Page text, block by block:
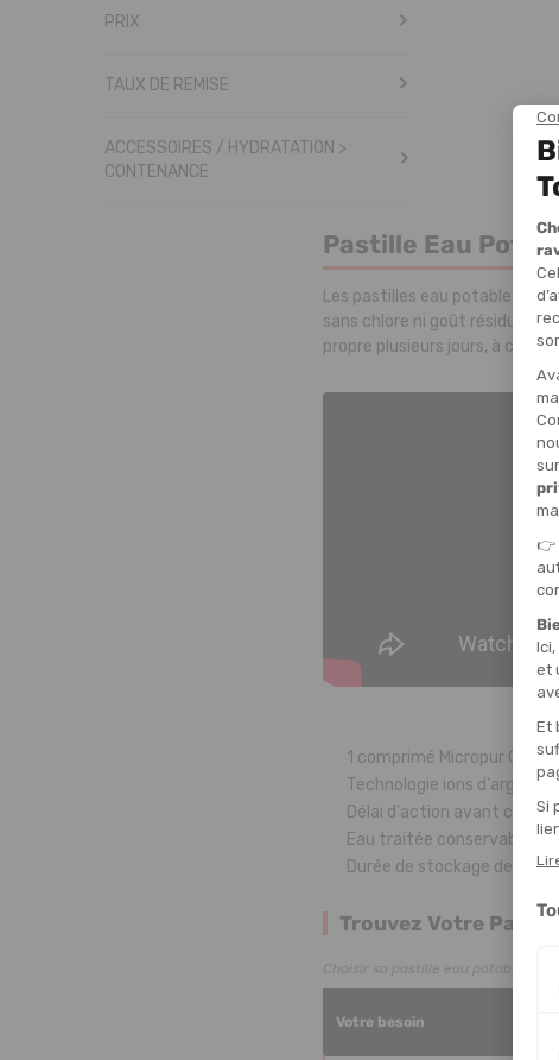
PRIX
TAUX DE REMISE
ACCESSOIRES / HYDRATATION >
CONTENANCE
Pastille Eau
Les pastilles eau potable
sans chlore ni goût résiduel —
propre plusieurs jours, à
1 comprimé Micropur
Technologie ions d'argent :
Délai d'action avant
Eau traitée conservable
Durée de stockage des
Trouvez Votre
Choisir sa pastille eau potable
Votre besoin